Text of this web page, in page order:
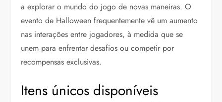
a explorar o mundo do jogo de novas maneiras. O
evento de Halloween frequentemente vê um aumento
nas interações entre jogadores, à medida que se
unem para enfrentar desafios ou competir por
recompensas exclusivas.
Itens únicos disponíveis